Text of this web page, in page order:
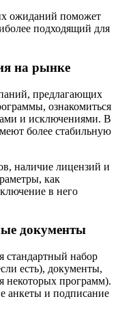
ожиданий поможет
подходящий для
на рынке
предлагающих
ознакомиться
и исключениями. В
более стабильную
наличие лицензий и
как
в него
документы
стандартный набор
есть), документы,
некоторых программ).
анкеты и подписание